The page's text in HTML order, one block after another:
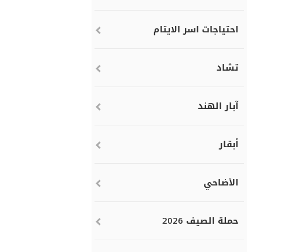
احتياجات اسر الايتام
تشاد
آبار الهند
أبقار
الأضاحي
حملة الصيف 2026